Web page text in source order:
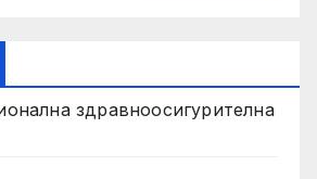
здравноосигурителна